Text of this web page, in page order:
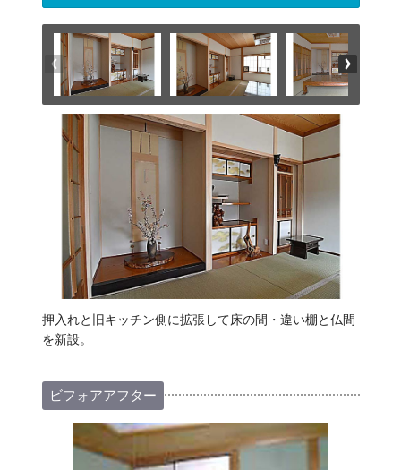
押入れと旧キッチン側に拡張して床の間・違い棚と仏間
を新設。
ビフォアアフター